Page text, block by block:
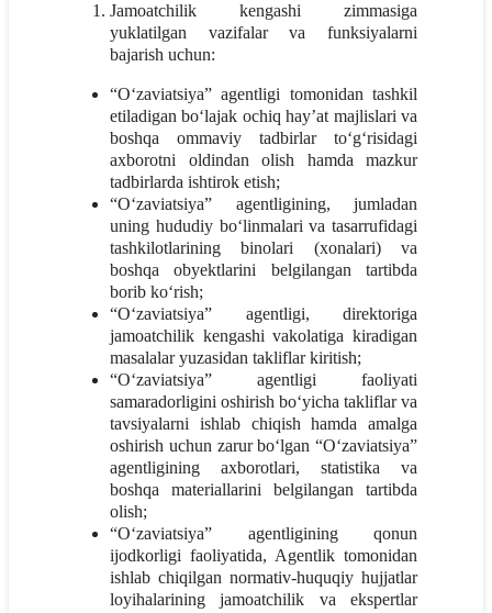
Jamoatchilik kengashi zimmasiga
yuklatilgan vazifalar va funksiyalarni
bajarish uchun:
“O‘zaviatsiya” agentligi tomonidan tashkil
etiladigan bo‘lajak ochiq hay’at majlislari va
boshqa ommaviy tadbirlar to‘g‘risidagi
axborotni oldindan olish hamda mazkur
tadbirlarda ishtirok etish;
“O‘zaviatsiya” agentligining, jumladan
uning hududiy bo‘linmalari va tasarrufidagi
tashkilotlarining binolari (xonalari) va
boshqa obyektlarini belgilangan tartibda
borib ko‘rish;
“O‘zaviatsiya” agentligi, direktoriga
jamoatchilik kengashi vakolatiga kiradigan
masalalar yuzasidan takliflar kiritish;
“O‘zaviatsiya” agentligi faoliyati
samaradorligini oshirish bo‘yicha takliflar va
tavsiyalarni ishlab chiqish hamda amalga
oshirish uchun zarur bo‘lgan “O‘zaviatsiya”
agentligining axborotlari, statistika va
boshqa materiallarini belgilangan tartibda
olish;
“O‘zaviatsiya” agentligining qonun
ijodkorligi faoliyatida, Agentlik tomonidan
ishlab chiqilgan normativ-huquqiy hujjatlar
loyihalarining jamoatchilik va ekspertlar